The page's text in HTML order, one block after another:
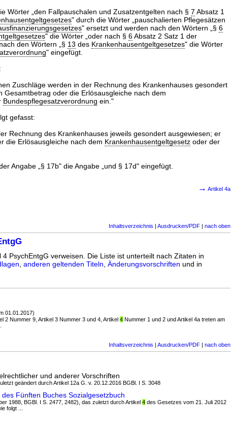
Wörter „den Fallpauschalen und Zusatzentgelten nach § 7 Absatz 1
" durch die Wörter „pauschalierten Pflegesätzen
" ersetzt und werden nach den Wörtern „§ 6
" die Wörter „oder nach § 6Absatz 2 Satz 1 der
den Wörtern „§ 13 des Krankenhausentgeltgesetzes" die Wörter
" eingefügt.
Zuschläge werden in der Rechnung des Krankenhauses gesondert
Gesamtbetrag oder die Erlösausgleiche nach dem
Bundespflegesatzverordnung ein."
gefasst:
Rechnung des Krankenhauses jeweils gesondert ausgewiesen; er
die Erlösausgleiche nach dem Krankenhausentgeltgesetzoder der
Angabe „§ 17b" die Angabe „und § 17d" eingefügt.
→ Artikel 4a
Inhaltsverzeichnis | Ausdrucken/PDF | nach oben
PsychEntgG verweisen. Die Liste ist unterteilt nach Zitaten in
anderen geltenden Titeln Änderungsvorschriften und in
01.01.2017)
2 Nummer 9, Artikel 3 Nummer 3 und 4, Artikel 4 Nummer 1 und 2 und Artikel 4a treten am
Inhaltsverzeichnis | Ausdrucken/PDF | nach oben
und anderer Vorschriften
geändert durch Artikel 12a G. v. 20.12.2016 BGBl. I S. 3048
Fünften Buches Sozialgesetzbuch
1988, BGBl. I S. 2477, 2482), das zuletzt durch Artikel 4 des Gesetzes vom 21. Juli 2012
folgt ...